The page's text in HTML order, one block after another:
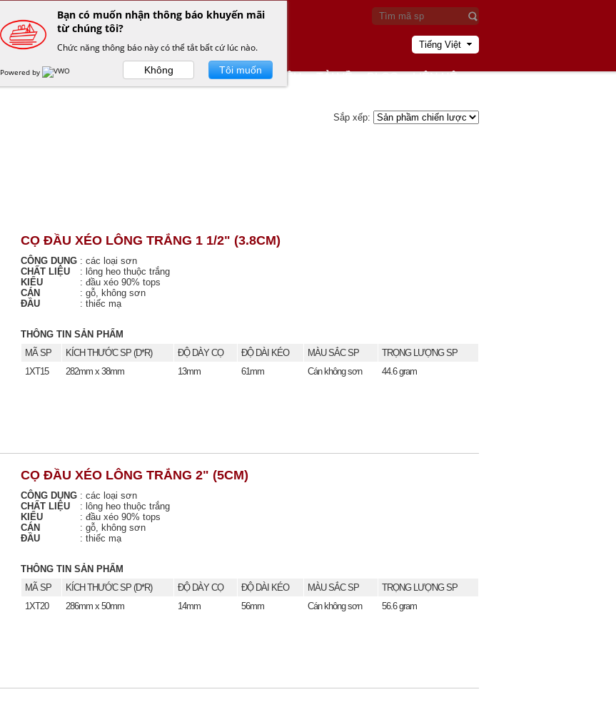
Tiếng Việt
TRANG CHỦ SẢN PHẨM GIỚI THIỆU
Sắp xếp:
CỌ ĐẦU XÉO LÔNG TRẮNG 1 1/2" (3.8CM)
CÔNG DỤNG : các loại sơn
CHẤT LIỆU
: lông heo thuộc trắng
KIỂU
: đầu xéo 90% tops
CÁN
: gỗ, không sơn
ĐẦU
: thiếc mạ
THÔNG TIN SẢN PHẨM
MÃ SP
KÍCH THƯỚC SP (D*R) ĐỘ DÀY CỌ ĐỘ DÀI KÉO MÀU SẮC SP
TRỌNG LƯỢNG SP
1XT15
282mm x 38mm 13mm 61mm Cán không sơn 44.6 gram
CỌ ĐẦU XÉO LÔNG TRẮNG 2" (5CM)
CÔNG DỤNG : các loại sơn
CHẤT LIỆU
: lông heo thuộc trắng
KIỂU
: đầu xéo 90% tops
CÁN
: gỗ, không sơn
ĐẦU
: thiếc mạ
THÔNG TIN SẢN PHẨM
MÃ SP
KÍCH THƯỚC SP (D*R) ĐỘ DÀY CỌ ĐỘ DÀI KÉO MÀU SẮC SP
TRỌNG LƯỢNG SP
1XT20
286mm x 50mm 14mm 56mm Cán không sơn 56.6 gram
Bạn có muốn nhận thông báo khuyến mãi
từ chúng tôi?
Chức năng thông báo này có thể tắt bất cứ lúc nào.
Powered by Không Tôi muốn